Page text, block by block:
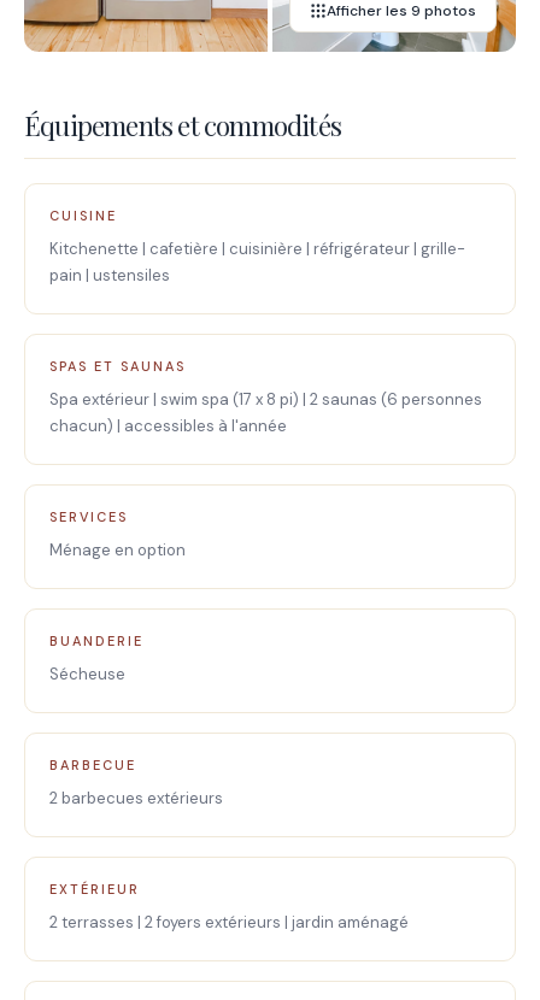
Afficher les 9 photos
Équipements et commodités
CUISINE
Kitchenette | cafetière | cuisinière | réfrigérateur | grille-
pain | ustensiles
SPAS ET SAUNAS
Spa extérieur | swim spa (17 x 8 pi) | 2 saunas (6 personnes
chacun) | accessibles à l'année
SERVICES
Ménage en option
BUANDERIE
Sécheuse
BARBECUE
2 barbecues extérieurs
EXTÉRIEUR
2 terrasses | 2 foyers extérieurs | jardin aménagé